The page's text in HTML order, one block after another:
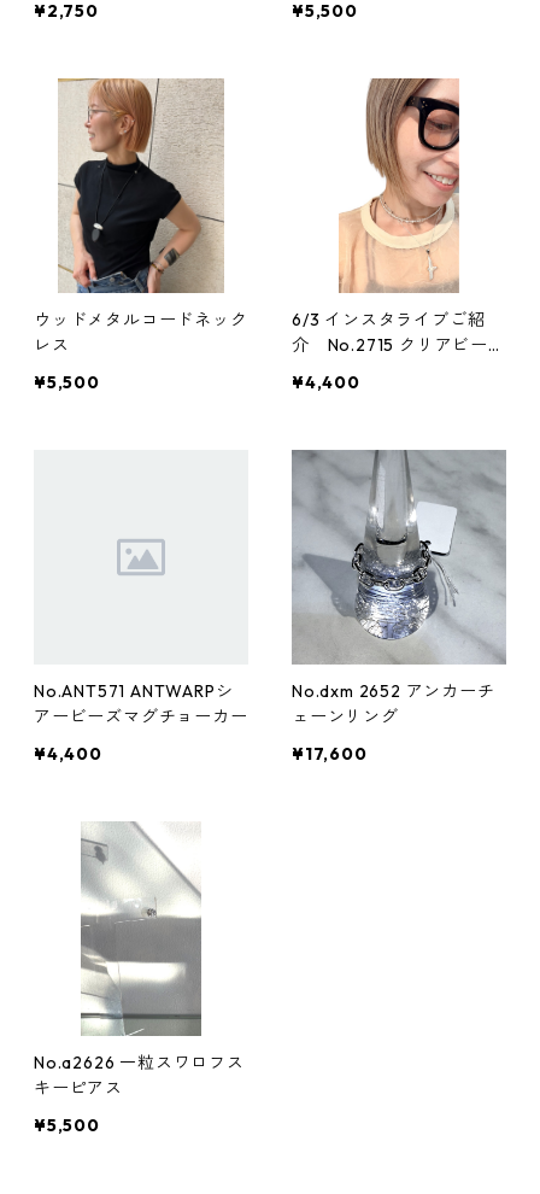
¥2,750
¥5,500
ウッドメタルコードネック
レス
¥5,500
6/3 インスタライブご紹
介 No.2715 クリアビーズ
¥4,400
No.ANT571 ANTWARPシ
アービーズマグチョーカー
¥4,400
No.dxm 2652 アンカーチ
ェーンリング
¥17,600
No.a2626 一粒スワロフス
キーピアス
¥5,500